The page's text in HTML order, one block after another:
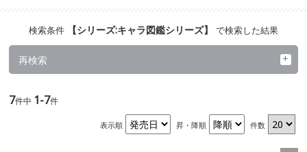
検索条件 【シリーズ:キャラ図鑑シリーズ】 で検索した結果
再検索
7件中 1-7件
表示順 昇・降順 件数